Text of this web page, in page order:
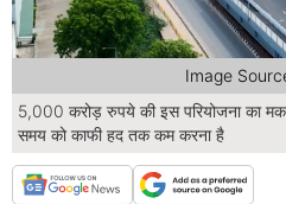
5,000 करोड़ रुपये की इस परियोजना का
समय को काफी हद तक कम करना है
Image